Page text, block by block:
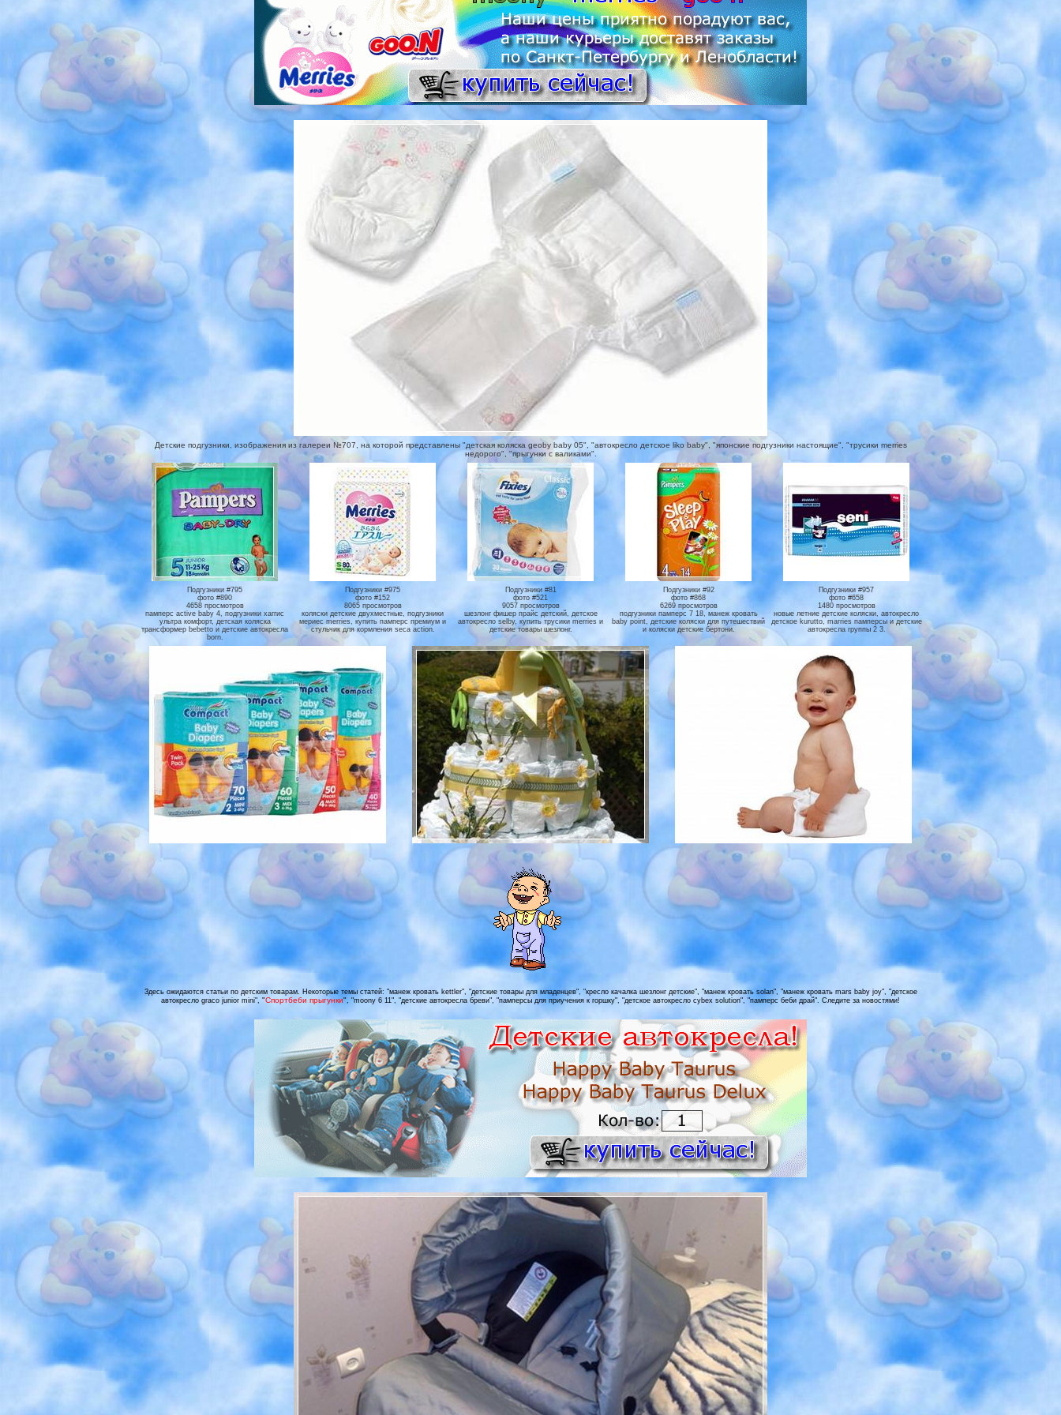
Детские подгузники, изображения из галереи №707, на которой представлены "детская коляска geoby baby 05", "автокресло детское liko baby", "японские подгузники настоящие", "трусики merries
недорого", "прыгунки с валиками".
Подгузники #795
фото #890
4658 просмотров
памперс active baby 4, подгузники хаггис
ультра комфорт, детская коляска
трансформер bebetto и детские автокресла
born.
Подгузники #975
фото #152
8065 просмотров
коляски детские двухместные, подгузники
мериес merries, купить памперс премиум и
стульчик для кормления seca action.
Подгузники #81
фото #521
9057 просмотров
шезлонг фишер прайс детский, детское
автокресло selby, купить трусики merries и
детские товары шезлонг.
Подгузники #92
фото #868
6269 просмотров
подгузники памперс 7 18, манеж кровать
baby point, детские коляски для путешествий
и коляски детские бертони.
Подгузники #957
фото #658
1480 просмотров
новые летние детские коляски, автокресло
детское kurutto, marries памперсы и детские
автокресла группы 2 3.
Здесь ожидаются статьи по детским товарам. Некоторые темы статей: "манеж кровать kettler", "детские товары для младенцев", "кресло качалка шезлонг детские", "манеж кровать solan", "манеж кровать mars baby joy", "детское
автокресло graco junior mini", "Спортбеби прыгунки", "moony 6 11", "детские автокресла бреви", "памперсы для приучения к горшку", "детское автокресло cybex solution", "памперс беби драй". Следите за новостями!